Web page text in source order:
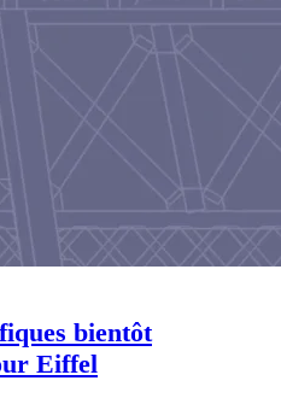
bientôt
Eiffel